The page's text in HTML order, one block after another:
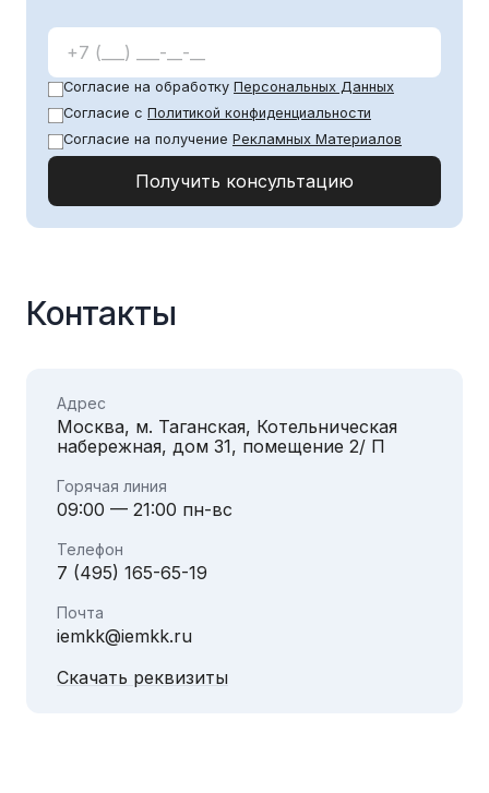
Согласие на обработку Персональных Данных
Согласие с Политикой конфиденциальности
Согласие на получение Рекламных Материалов
Контакты
Адрес
Москва, м. Таганская, Котельническая
набережная, дом 31, помещение 2/ П
Горячая линия
09:00 — 21:00 пн-вс
Телефон
7 (495) 165-65-19
Почта
iemkk@iemkk.ru
Скачать реквизиты